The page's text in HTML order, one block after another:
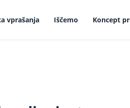
vprašanja Iščemo Koncept